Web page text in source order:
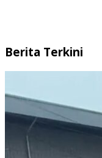
Berita Terkini